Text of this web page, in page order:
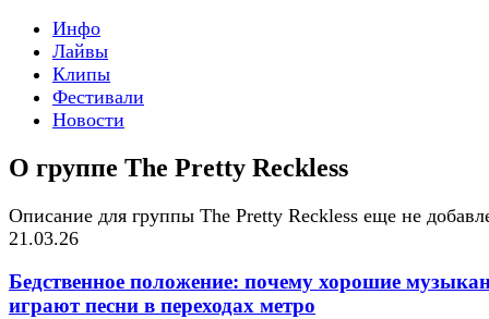
Инфо
Лайвы
Клипы
Фестивали
Новости
О группе The Pretty Reckless
Описание для группы The Pretty Reckless еще не
21.03.26
Бедственное положение: почему хорошие
играют песни в переходах метро